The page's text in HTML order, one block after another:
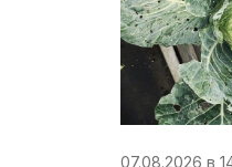
07.08.2026 в